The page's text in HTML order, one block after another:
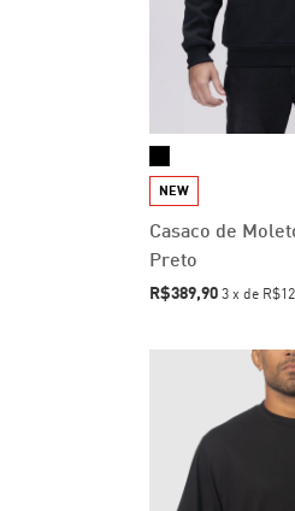
NEW
Casaco de
Preto
R$389,90 3 x de